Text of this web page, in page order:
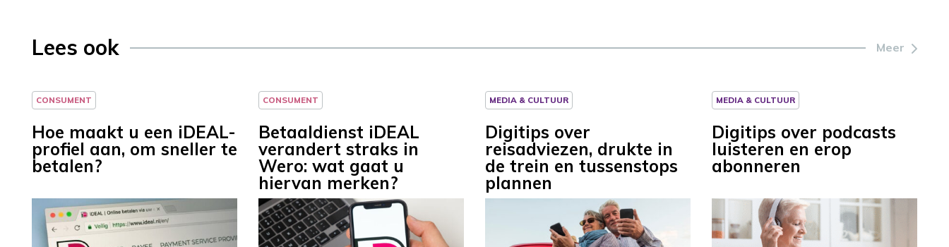
Lees ook Meer
CONSUMENT
Hoe maakt u een iDEAL-
profiel aan, om sneller te
betalen?
CONSUMENT
Betaaldienst iDEAL
verandert straks in
Wero: wat gaat u
hiervan merken?
MEDIA & CULTUUR
Digitips over
reisadviezen, drukte in
de trein en tussenstops
plannen
MEDIA & CULTUUR
Digitips over podcasts
luisteren en erop
abonneren